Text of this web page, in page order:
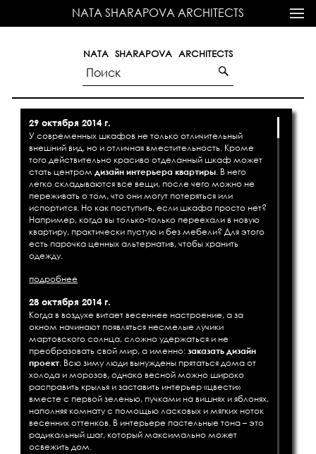
NATA SHARAPOVA ARCHITECTS
NATA SHARAPOVA ARCHITECTS
29 октября 2014 г.
У современных шкафов не только отличительный
внешний вид, но и отличная вместительность. Кроме
того действительно красиво отделанный шкаф может
стать центромдизайн интерьера квартиры. В него
легко складываются все вещи, после чего можно не
переживать о том, что они могут потеряться или
испортится. Но как поступить, если шкафа просто нет?
Например, когда вы только-только переехали в новую
квартиру, практически пустую и без мебели? Для этого
есть парочка ценных альтернатив, чтобы хранить
одежду.
подробнее
28 октября 2014 г.
Когда в воздухе витает весеннее настроение, а за
окном начинают появляться несмелые лучики
мартовского солнца, сложно удержаться и не
преобразовать свой мир, а именно:заказать дизайн
проект. Всю зиму люди вынуждены прятаться дома от
холода и морозов, однако весной можно широко
расправить крылья и заставить интерьер «цвести»
вместе с первой зеленью, пучками на вишнях и яблонях,
наполняя комнату с помощью ласковых и мягких ноток
весенних оттенков. В интерьере пастельные тона – это
радикальный шаг, который максимально может
освежить дом.